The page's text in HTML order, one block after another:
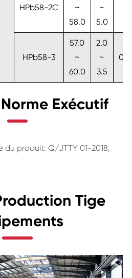
HPb58-2C
~
58.0
~
5.0
HPb58-3
57.0
~
60.0
2.0
~
3.5
0.5
Exécutif
du produit: Q/JTTY 01-2018,
Tige